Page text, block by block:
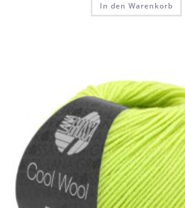
In den Warenkorb